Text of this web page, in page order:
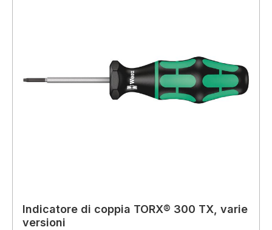
Indicatore di coppia TORX® 300 TX, varie
versioni